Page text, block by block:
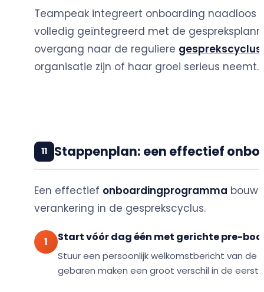
Teampeak integreert onboarding naadloos
volledig geïntegreerd met de
overgang naar de reguliere gesprekscyclus
organisatie zijn of haar groei serieus neemt.
11 Stappenplan: een effectief
Een effectief onboardingprogramma bouw
verankering in de gesprekscyclus.
Start vóór dag één met gerichte pre-
Stuur een persoonlijk welkomstbericht van
gebaren maken een groot verschil in de